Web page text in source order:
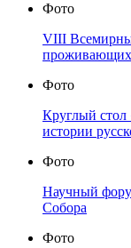
Фото
VIII
проживающих
Фото
Круглый стол
истории
Фото
Научный
Собора
Фото